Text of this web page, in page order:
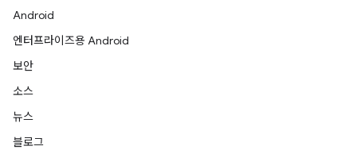
Android
엔터프라이즈용 Android
보안
소스
뉴스
블로그